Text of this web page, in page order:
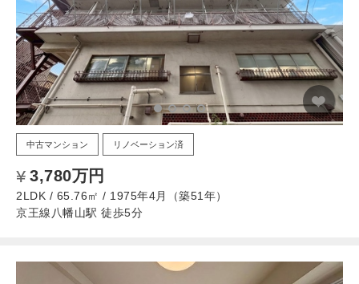
中古マンション リノベーション済
3,780万円
2LDK / 65.76㎡ / 1975年4月（築51年）
京王線八幡山駅 徒歩5分